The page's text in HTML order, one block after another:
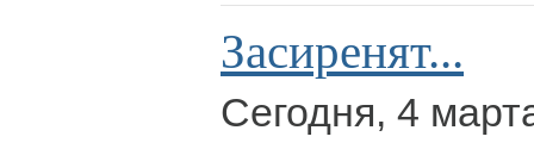
Засиренят...
Сегодня, 4